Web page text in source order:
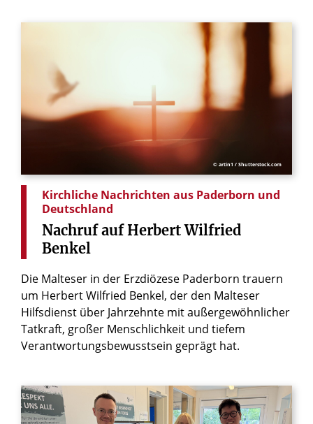
© artin1 / Shutterstock.com
Kirchliche Nachrichten aus Paderborn und
Deutschland
Nachruf auf Herbert Wilfried
Benkel
Die Malteser in der Erzdiözese Paderborn trauern
um Herbert Wilfried Benkel, der den Malteser
Hilfsdienst über Jahrzehnte mit außergewöhnlicher
Tatkraft, großer Menschlichkeit und tiefem
Verantwortungsbewusstsein geprägt hat.